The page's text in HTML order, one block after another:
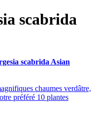
scabrida
scabrida Asian
chaumes verdâtre,
préféré 10 plantes